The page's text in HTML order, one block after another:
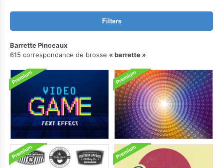
Filters
Barrette Pinceaux
615 correspondance de brosse
barrette